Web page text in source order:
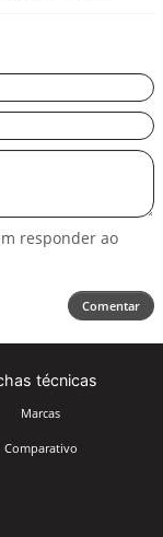
responder ao
Comentar
técnicas
Marcas
Comparativo